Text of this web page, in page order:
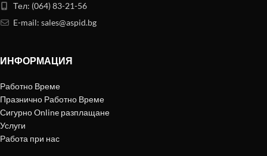
Тел: (064) 83-21-56
E-mail: sales@aspid.bg
ИНФОРМАЦИЯ
Работно Време
Празнично Работно Време
Сигурно Online разплащане
Услуги
Работа при нас